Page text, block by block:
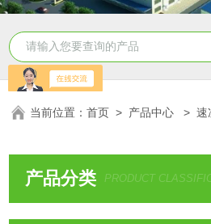
当前位置：首页 > 产品中心 >速
产品分类 PRODUCT